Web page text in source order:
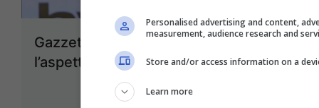
Gazzetta – Parma-Bologna: chi la fa
l’aspetti
Personalised advertising and content,
measurement, audience research and
Store and/or access information on a
Learn more